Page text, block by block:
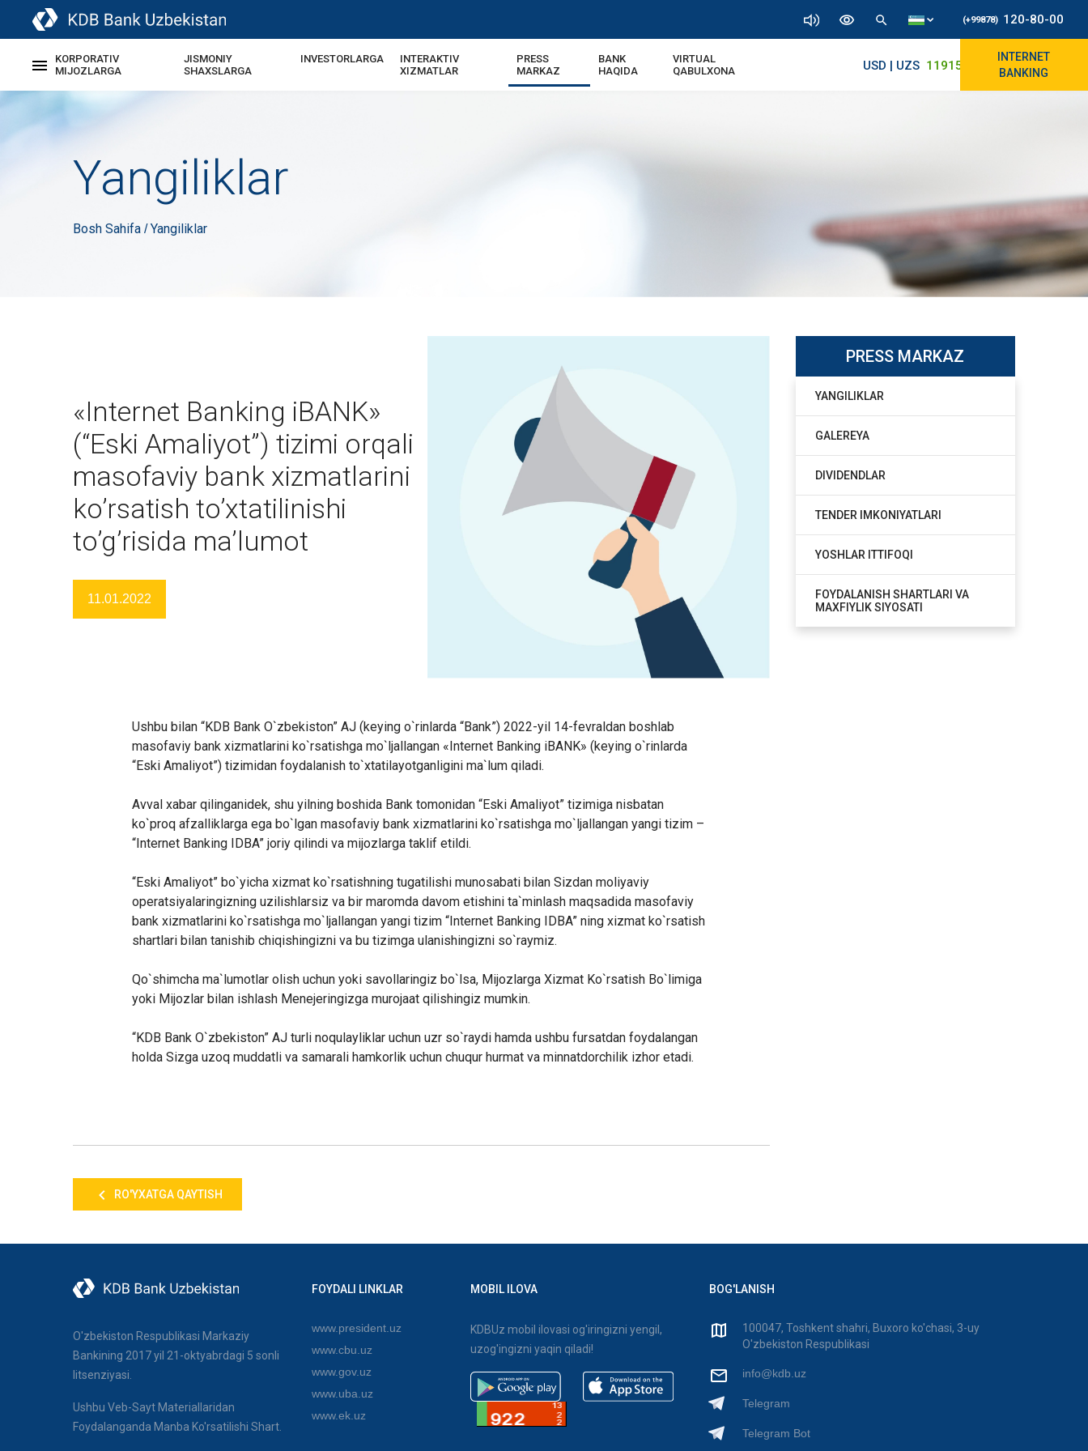
(+99878) 120-80-00
KORPORATIV
MIJOZLARGA
JISMONIY
SHAXSLARGA
INVESTORLARGA
INTERAKTIV
XIZMATLAR
PRESS
MARKAZ
BANK
HAQIDA
VIRTUAL
QABULXONA
USD | UZS 11915.64 11890/12010
INTERNET
BANKING
Yangiliklar
Bosh Sahifa /Yangiliklar
«Internet Banking iBANK»
(“Eski Amaliyot”) tizimi orqali
masofaviy bank xizmatlarini
ko’rsatish to’xtatilinishi
to’g’risida ma’lumot
11.01.2022
Ushbu bilan “KDB Bank O`zbekiston” AJ (keying o`rinlarda “Bank”) 2022-yil 14-fevraldan boshlab
masofaviy bank xizmatlarini ko`rsatishga mo`ljallangan «Internet Banking iBANK» (keying o`rinlarda
“Eski Amaliyot”) tizimidan foydalanish to`xtatilayotganligini ma`lum qiladi.
Avval xabar qilinganidek, shu yilning boshida Bank tomonidan “Eski Amaliyot” tizimiga nisbatan
ko`proq afzalliklarga ega bo`lgan masofaviy bank xizmatlarini ko`rsatishga mo`ljallangan yangi tizim –
“Internet Banking IDBA” joriy qilindi va mijozlarga taklif etildi.
“Eski Amaliyot” bo`yicha xizmat ko`rsatishning tugatilishi munosabati bilan Sizdan moliyaviy
operatsiyalaringizning uzilishlarsiz va bir maromda davom etishini ta`minlash maqsadida masofaviy
bank xizmatlarini ko`rsatishga mo`ljallangan yangi tizim “Internet Banking IDBA” ning xizmat ko`rsatish
shartlari bilan tanishib chiqishingizni va bu tizimga ulanishingizni so`raymiz.
Qo`shimcha ma`lumotlar olish uchun yoki savollaringiz bo`lsa, Mijozlarga Xizmat Ko`rsatish Bo`limiga
yoki Mijozlar bilan ishlash Menejeringizga murojaat qilishingiz mumkin.
“KDB Bank O`zbekiston” AJ turli noqulayliklar uchun uzr so`raydi hamda ushbu fursatdan foydalangan
holda Sizga uzoq muddatli va samarali hamkorlik uchun chuqur hurmat va minnatdorchilik izhor etadi.
RO'YXATGA QAYTISH
PRESS MARKAZ
YANGILIKLAR
GALEREYA
DIVIDENDLAR
TENDER IMKONIYATLARI
YOSHLAR ITTIFOQI
FOYDALANISH SHARTLARI VA
MAXFIYLIK SIYOSATI
O'zbekiston Respublikasi Markaziy
Bankining 2017 yil 21-oktyabrdagi 5 sonli
litsenziyasi.
Ushbu Veb-Sayt Materiallaridan
Foydalanganda Manba Ko'rsatilishi Shart.
FOYDALI LINKLAR
www.president.uz
www.cbu.uz
www.gov.uz
www.uba.uz
www.ek.uz
MOBIL ILOVA
KDBUz mobil ilovasi og'iringizni yengil,
uzog'ingizni yaqin qiladi!
BOG'LANISH
100047, Toshkent shahri, Buxoro ko'chasi, 3-uy
O'zbekiston Respublikasi
info@kdb.uz
Telegram
Telegram Bot